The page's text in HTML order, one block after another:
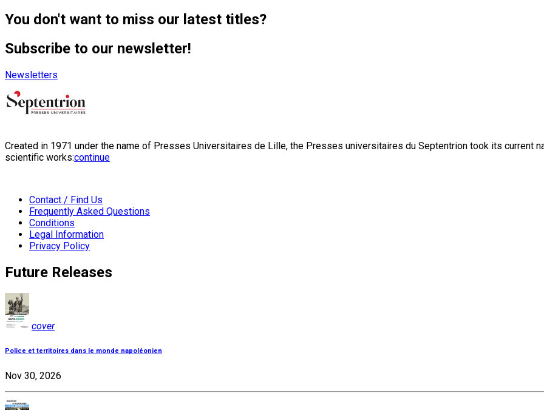
You don't want to miss our latest titles?
Subscribe to our newsletter!
Newsletters
Created in 1971 under the name of Presses Universitaires de Lille, the Presses universitaires du Septentrion took its current
scientific works:continue
Contact / Find Us
Frequently Asked Questions
Conditions
Legal Information
Privacy Policy
Future Releases
cover
Police et territoires dans le monde napoléonien
Nov 30, 2026